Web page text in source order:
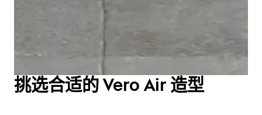
内部采用先进的 Duravit Rimless® 冲洗技术，实现出色
松拆卸，便于彻底清洁。
显示座便器
挑选合适的 Vero Air 造型